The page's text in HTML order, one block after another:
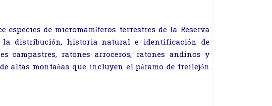
de micromamíferos terrestres de la Reserva
la distribución, historia natural e identificación de
campastres, ratones arroceros, ratones andinos y
altas montañas que incluyen el páramo de freilejón